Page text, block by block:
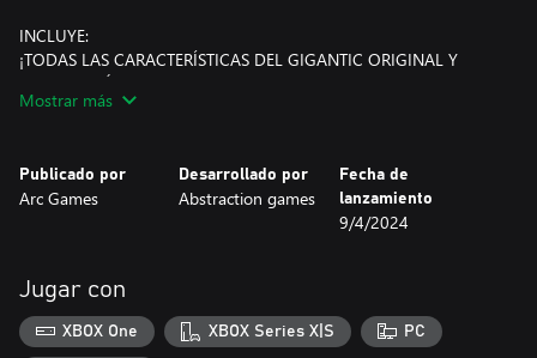
INCLUYE:
¡TODAS LAS CARACTERÍSTICAS DEL GIGANTIC ORIGINAL Y
MUCHO MÁS!
capacidades ofensivas y defensivas, más sus propias habilidades
definitivas. ¡Elige un héroe, únete a un equipo y enfréntate a otro
en batallas 5v5 para descubrir quién será el ganador!
NUEVOS HÉROES:
ROLAND: Un hombre endurecido por el mundo que, a pesar de
perder un brazo, ha ganado un alcance sin igual.
KAJIR: Un felino de reflejos rapidísimos aficionado a las peleas
Mostrar más
Publicado por
Arc Games
Desarrollado por
Abstraction games
Fecha de
lanzamiento
9/4/2024
Jugar con
XBOX One XBOX Series X|S PC